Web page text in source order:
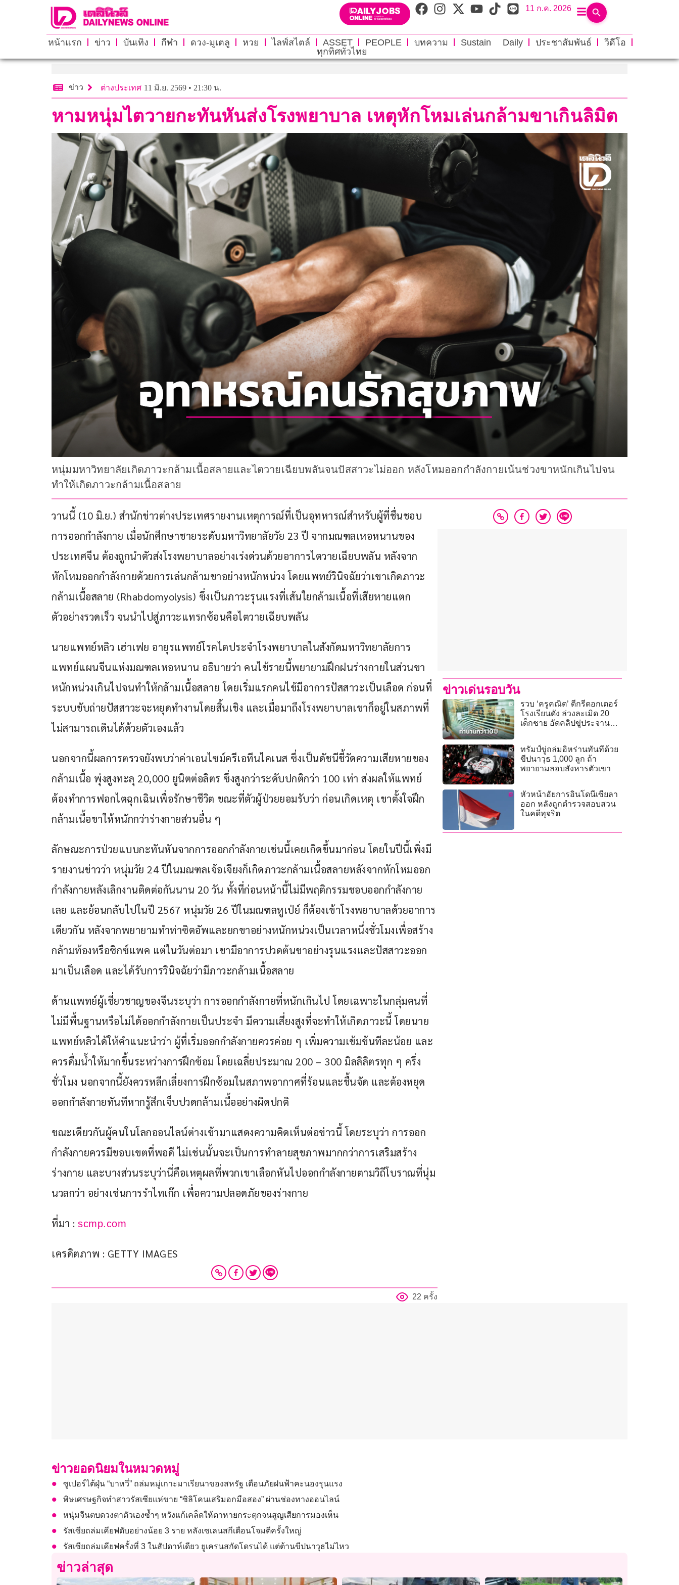
11 ก.ค. 2026
หน้าแรก ข่าว บันเทิง กีฬา ดวง-มูเตลู หวย ไลฟ์สไตล์ ASSET PEOPLE บทความ Sustain Daily ประชาสัมพันธ์
วิดีโอ
ทุกทิศทั่วไทย
ข่าว ต่างประเทศ 11 มิ.ย. 2569 • 21:30 น.
หามหนุ่มไตวายกะทันหันส่งโรงพยาบาล เหตุหักโหมเล่นกล้ามขาเกินลิมิต
หนุ่มมหาวิทยาลัยเกิดภาวะกล้ามเนื้อสลายและไตวายเฉียบพลันจนปัสสาวะไม่ออก หลังโหมออกกำลังกายเน้นช่วงขาหนักเกินไปจน
ทำให้เกิดภาวะกล้ามเนื้อสลาย
วานนี้ (10 มิ.ย.) สำนักข่าวต่างประเทศรายงานเหตุการณ์ที่เป็นอุทหารณ์สำหรับผู้ที่ชื่นชอบ
การออกกำลังกาย เมื่อนักศึกษาชายระดับมหาวิทยาลัยวัย 23 ปี จากมณฑลเหอหนานของ
ประเทศจีน ต้องถูกนำตัวส่งโรงพยาบาลอย่างเร่งด่วนด้วยอาการไตวายเฉียบพลัน หลังจาก
หักโหมออกกำลังกายด้วยการเล่นกล้ามขาอย่างหนักหน่วง โดยแพทย์วินิจฉัยว่าเขาเกิดภาวะ
กล้ามเนื้อสลาย (Rhabdomyolysis) ซึ่งเป็นภาวะรุนแรงที่เส้นใยกล้ามเนื้อที่เสียหายแตก
ตัวอย่างรวดเร็ว จนนำไปสู่ภาวะแทรกซ้อนคือไตวายเฉียบพลัน
นายแพทย์หลิว เฮ่าเฟย อายุรแพทย์โรคไตประจำโรงพยาบาลในสังกัดมหาวิทยาลัยการ
แพทย์แผนจีนแห่งมณฑลเหอหนาน อธิบายว่า คนไข้รายนี้พยายามฝึกฝนร่างกายในส่วนขา
หนักหน่วงเกินไปจนทำให้กล้ามเนื้อสลาย โดยเริ่มแรกคนไข้มีอาการปัสสาวะเป็นเลือด ก่อนที่
ระบบขับถ่ายปัสสาวะจะหยุดทำงานโดยสิ้นเชิง และเมื่อมาถึงโรงพยาบาลเขาก็อยู่ในสภาพที่
ไม่สามารถเดินได้ด้วยตัวเองแล้ว
นอกจากนี้ผลการตรวจยังพบว่าค่าเอนไซม์ครีเอทีนไคเนส ซึ่งเป็นดัชนีชี้วัดความเสียหายของ
กล้ามเนื้อ พุ่งสูงทะลุ 20,000 ยูนิตต่อลิตร ซึ่งสูงกว่าระดับปกติกว่า 100 เท่า ส่งผลให้แพทย์
ต้องทำการฟอกไตฉุกเฉินเพื่อรักษาชีวิต ขณะที่ตัวผู้ป่วยยอมรับว่า ก่อนเกิดเหตุ เขาตั้งใจฝึก
กล้ามเนื้อขาให้หนักกว่าร่างกายส่วนอื่น ๆ
ลักษณะการป่วยแบบกะทันหันจากการออกกำลังกายเช่นนี้เคยเกิดขึ้นมาก่อน โดยในปีนี้เพิ่งมี
รายงานข่าวว่า หนุ่มวัย 24 ปีในมณฑลเจ้อเจียงก็เกิดภาวะกล้ามเนื้อสลายหลังจากหักโหมออก
กำลังกายหลังเลิกงานติดต่อกันนาน 20 วัน ทั้งที่ก่อนหน้านี้ไม่มีพฤติกรรมชอบออกกำลังกาย
เลย และย้อนกลับไปในปี 2567 หนุ่มวัย 26 ปีในมณฑลหูเป่ย์ ก็ต้องเข้าโรงพยาบาลด้วยอาการ
เดียวกัน หลังจากพยายามทำท่าซิตอัพและยกขาอย่างหนักหน่วงเป็นเวลาหนึ่งชั่วโมงเพื่อสร้าง
กล้ามท้องหรือซิกซ์แพค แต่ในวันต่อมา เขามีอาการปวดต้นขาอย่างรุนแรงและปัสสาวะออก
มาเป็นเลือด และได้รับการวินิจฉัยว่ามีภาวะกล้ามเนื้อสลาย
ด้านแพทย์ผู้เชี่ยวชาญของจีนระบุว่า การออกกำลังกายที่หนักเกินไป โดยเฉพาะในกลุ่มคนที่
ไม่มีพื้นฐานหรือไม่ได้ออกกำลังกายเป็นประจำ มีความเสี่ยงสูงที่จะทำให้เกิดภาวะนี้ โดยนาย
แพทย์หลิวได้ให้คำแนะนำว่า ผู้ที่เริ่มออกกำลังกายควรค่อย ๆ เพิ่มความเข้มข้นทีละน้อย และ
ควรดื่มน้ำให้มากขึ้นระหว่างการฝึกซ้อม โดยเฉลี่ยประมาณ 200 – 300 มิลลิลิตรทุก ๆ ครึ่ง
ชั่วโมง นอกจากนี้ยังควรหลีกเลี่ยงการฝึกซ้อมในสภาพอากาศที่ร้อนและชื้นจัด และต้องหยุด
ออกกำลังกายทันทีหากรู้สึกเจ็บปวดกล้ามเนื้ออย่างผิดปกติ
ขณะเดียวกันผู้คนในโลกออนไลน์ต่างเข้ามาแสดงความคิดเห็นต่อข่าวนี้ โดยระบุว่า การออก
กำลังกายควรมีขอบเขตที่พอดี ไม่เช่นนั้นจะเป็นการทำลายสุขภาพมากกว่าการเสริมสร้าง
ร่างกาย และบางส่วนระบุว่านี่คือเหตุผลที่พวกเขาเลือกหันไปออกกำลังกายตามวิถีโบราณที่นุ่ม
นวลกว่า อย่างเช่นการรำไทเก๊ก เพื่อความปลอดภัยของร่างกาย
ที่มา : scmp.com
เครดิตภาพ : GETTY IMAGES
22 ครั้ง
ข่าวเด่นรอบวัน
รวบ ‘ครูคณิต’ ดีกรีดอกเตอร์
โรงเรียนดัง ล่วงละเมิด 20
เด็กชาย อัดคลิปขู่ประจาน
ทรัมป์ขู่ถล่มอิหร่านทันทีด้วย
ขีปนาวุธ 1,000 ลูก ถ้า
พยายามลอบสังหารตัวเขา
หัวหน้าอัยการอินโดนีเซียลา
ออก หลังถูกตำรวจสอบสวน
ในคดีทุจริต
ข่าวยอดนิยมในหมวดหมู่
ซูเปอร์ไต้ฝุ่น “บาหวี่” ถล่มหมู่เกาะมาเรียนาของสหรัฐ เตือนภัยฝนฟ้าคะนองรุนแรง
พิษเศรษฐกิจทำสาวรัสเซียแห่ขาย “ซิลิโคนเสริมอกมือสอง” ผ่านช่องทางออนไลน์
หนุ่มจีนตบดวงตาตัวเองซ้ำๆ หวังแก้เคล็ดให้ตาหายกระตุกจนสูญเสียการมองเห็น
รัสเซียถล่มเคียฟดับอย่างน้อย 3 ราย หลังเซเลนสกีเตือนโจมตีครั้งใหญ่
รัสเซียถล่มเคียฟครั้งที่ 3 ในสัปดาห์เดียว ยูเครนสกัดโดรนได้ แต่ต้านขีปนาวุธไม่ไหว
ข่าวล่าสุด